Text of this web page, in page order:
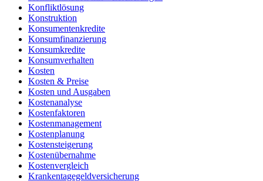
Konfliktlösung
Konstruktion
Konsumentenkredite
Konsumfinanzierung
Konsumkredite
Konsumverhalten
Kosten
Kosten & Preise
Kosten und Ausgaben
Kostenanalyse
Kostenfaktoren
Kostenmanagement
Kostenplanung
Kostensteigerung
Kostenübernahme
Kostenvergleich
Krankentagegeldversicherung